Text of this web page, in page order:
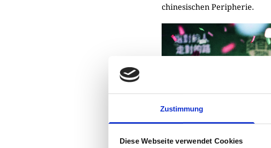
Zustimmung
Diese Webseite verwendet Cookies
chinesischen Peripherie.